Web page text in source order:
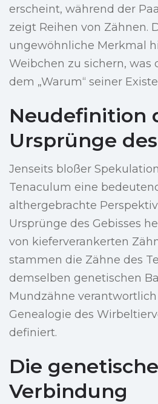
erscheint, während der
zeigt Reihen von Zähnen.
ungewöhnliche Merkmal
Weibchen zu sichern, was
dem „Warum“ seiner
Neudefinition
Ursprünge
Jenseits bloßer
Tenaculum eine
althergebrachte
Ursprünge des Gebisses
von kieferverankerten
stammen die Zähne des
demselben genetischen
Mundzähne
Genealogie des
definiert.
Die genetische
Verbindung